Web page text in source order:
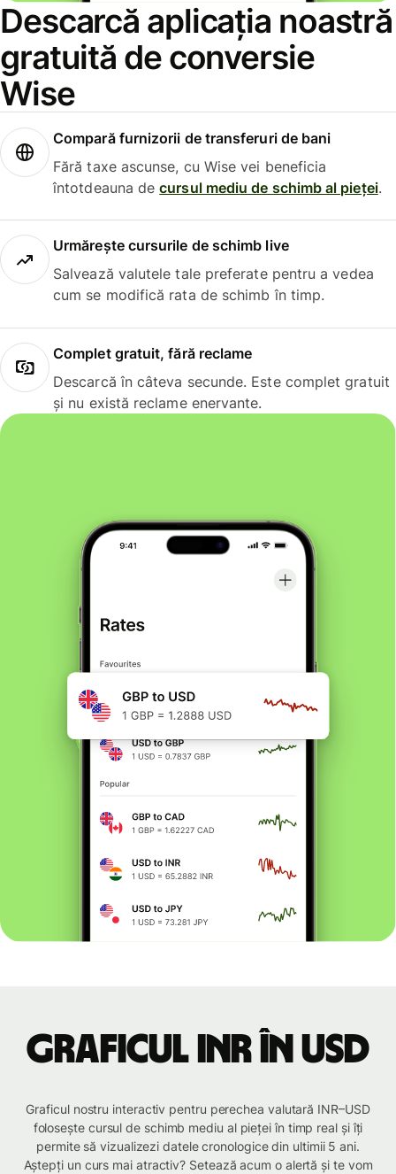
Descarcă aplicația noastră
gratuită de conversie
Wise
Compară furnizorii de transferuri de bani
Fără taxe ascunse, cu Wise vei beneficia
întotdeauna decursul mediu de schimb al pieței.
Urmărește cursurile de schimb live
Salvează valutele tale preferate pentru a vedea
cum se modifică rata de schimb în timp.
Complet gratuit, fără reclame
Descarcă în câteva secunde. Este complet gratuit
și nu există reclame enervante.
Graficul INR în USD
Graficul nostru interactiv pentru perechea valutară INR–USD
folosește cursul de schimb mediu al pieței în timp real și îți
permite să vizualizezi datele cronologice din ultimii 5 ani.
Aștepți un curs mai atractiv? Setează acum o alertă și te vom